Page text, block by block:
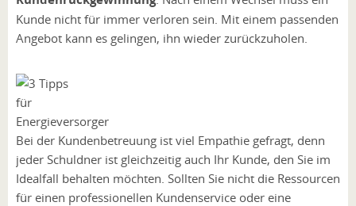
Kunde nicht für immer verloren sein. Mit einem passenden
Angebot kann es gelingen, ihn wieder zurückzuholen.
Bei der Kundenbetreuung ist viel Empathie gefragt, denn
jeder Schuldner ist gleichzeitig auch Ihr Kunde, den Sie im
Idealfall behalten möchten. Sollten Sie nicht die Ressourcen
für einen professionellen Kundenservice oder eine